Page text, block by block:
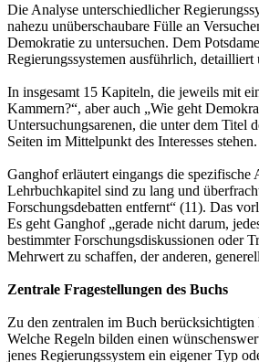
Die Analyse unterschiedlicher
nahezu unüberschaubare Fülle an
Demokratie zu untersuchen. Dem
Regierungssystemen ausführlich,
In insgesamt 15 Kapiteln, die jeweils mit
Kammern?“, aber auch „Wie geht
Untersuchungsarenen, die unter dem Titel
Seiten im Mittelpunkt des Interesses
Ganghof erläutert eingangs die
Lehrbuchkapitel sind zu lang und
Forschungsdebatten entfernt“ (11). Das
Es geht Ganghof „gerade nicht darum,
bestimmter Forschungsdiskussionen oder
Mehrwert zu schaffen, der anderen,
Zentrale Fragestellungen des Buchs
Zu den zentralen im Buch
Welche Regeln bilden einen
jenes Regierungssystem ein eigener Typ